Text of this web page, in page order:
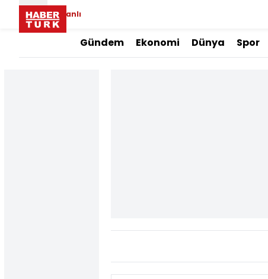
Canlı
Gündem Ekonomi Dünya Spor